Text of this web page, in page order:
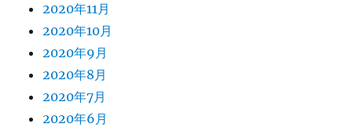
2020年11月
2020年10月
2020年9月
2020年8月
2020年7月
2020年6月